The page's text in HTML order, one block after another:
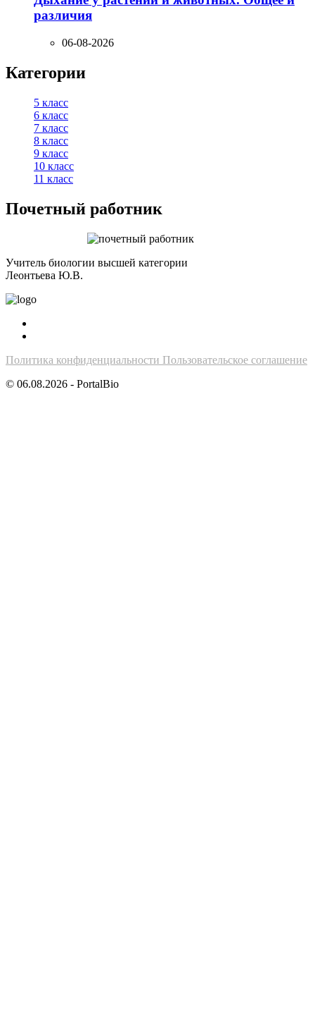
различия
06-08-2026
Категории
5 класс
6 класс
7 класс
8 класс
9 класс
10 класс
11 класс
Почетный работник
Учитель биологии высшей категории
Леонтьева Ю.В.
Политика конфиденциальности Пользовательское соглашение
© 06.08.2026 - PortalBio